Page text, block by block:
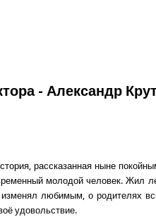
- Александр
рассказанная ныне
молодой человек. Жил
любимым, о родителях
удовольствие.